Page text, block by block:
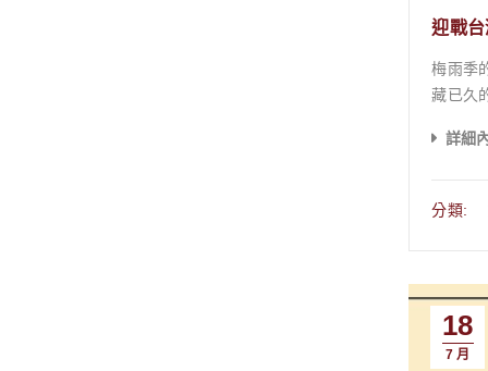
迎戰
梅雨季
藏已久
爛 3。
並非如
「黴菌生長四角錐」： 1. 濕度 (Humidity):
吸收
80% 的
詳細
分類:
18
7 月